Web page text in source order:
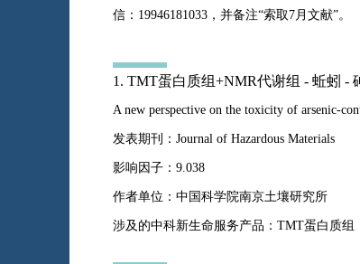
信：19946181033，并备注“索取7月文献”。
1. TMT蛋白质组+NMR代谢组 - 蚯蚓 -
A new perspective on the toxicity of arsenic-
发表期刊：Journal of Hazardous Materials
影响因子：9.038
作者单位：中国科学院南京土壤研究所
涉及的中科新生命服务产品：TMT蛋白质组